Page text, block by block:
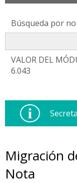
Búsqueda por
VALOR DEL
6.043
Migración
Nota